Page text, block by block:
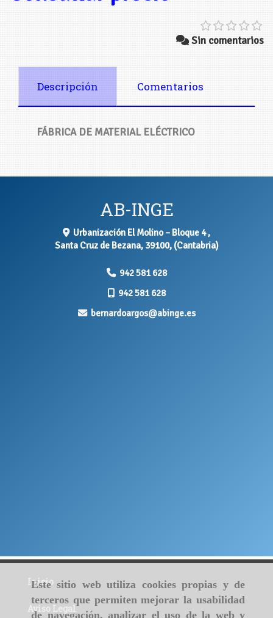
Este sitio web utiliza cookies propias y de
terceros que permiten mejorar la usabilidad
de navegación, analizar el uso de la web y
Sin comentarios
Descripción Comentarios
FÁBRICA DE MATERIAL ELÉCTRICO
AB-INGE
Urbanización El Molino – Bloque 4 ,
Santa Cruz de Bezana, 39100, (Cantabria)
942 581 628
942 581 628
bernardoargos
abinge.es
Inicio
Aviso Legal